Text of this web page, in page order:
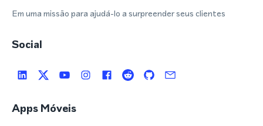
Em uma missão para ajudá-lo a surpreender seus clientes
Social
Apps Móveis